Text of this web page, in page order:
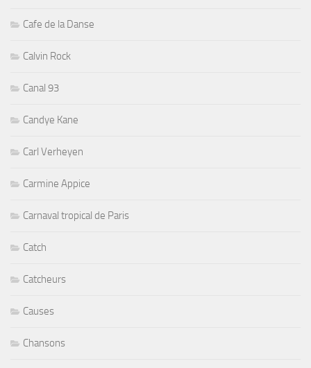
Cafe de la Danse
Calvin Rock
Canal 93
Candye Kane
Carl Verheyen
Carmine Appice
Carnaval tropical de Paris
Catch
Catcheurs
Causes
Chansons